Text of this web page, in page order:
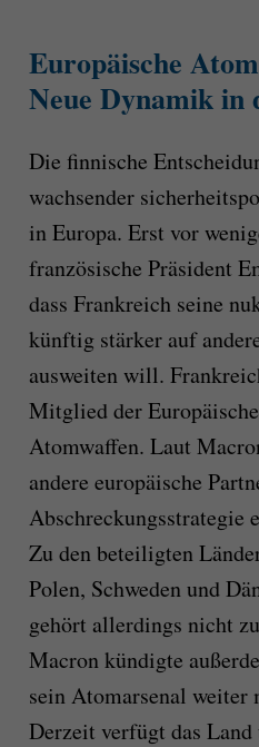
Europäische
Neue Dynamik in
Die finnische
wachsender
in Europa. Erst vor
französische Präsident
dass Frankreich seine
künftig stärker auf
ausweiten will.
Mitglied der
Atomwaffen. Laut
andere europäische
Abschreckungsstrategie
Zu den beteiligten
Polen, Schweden und
gehört allerdings nicht
Macron kündigte
sein Atomarsenal weiter
Derzeit verfügt das